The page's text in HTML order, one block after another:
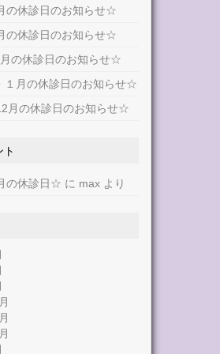
の休診日のお知らせ☆
の休診日のお知らせ☆
の休診日のお知らせ☆
月の休診日のお知らせ☆
月の休診日のお知らせ☆
の休診日☆ に maxより